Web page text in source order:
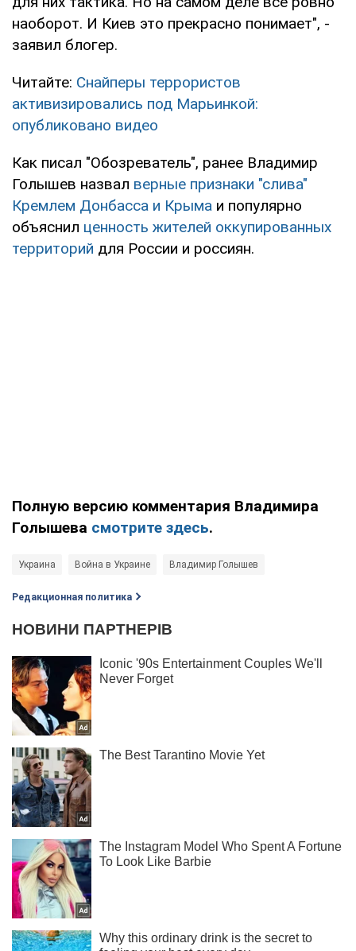
наоборот. И Киев это прекрасно понимает", -
заявил блогер.
Читайте: Снайперы террористов
активизировались под Марьинкой:
опубликовано видео
Как писал "Обозреватель", ранее Владимир
Голышев назвал верные признаки "слива"
Кремлем Донбасса и Крыма и популярно
объяснил ценность жителей оккупированных
территорий для России и россиян.
Полную версию комментария Владимира
Голышева смотрите здесь.
Украина Война в Украине Владимир Голышев
Редакционная политика